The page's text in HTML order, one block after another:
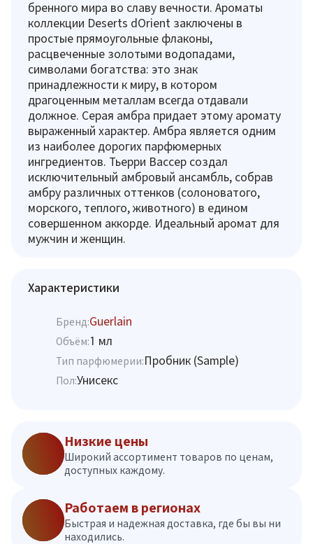
бренного мира во славу вечности. Ароматы
коллекции Deserts dOrient заключены в
простые прямоугольные флаконы,
расцвеченные золотыми водопадами,
символами богатства: это знак
принадлежности к миру, в котором
драгоценным металлам всегда отдавали
должное. Серая амбра придает этому аромату
выраженный характер. Амбра является одним
из наиболее дорогих парфюмерных
ингредиентов. Тьерри Вассер создал
исключительный амбровый ансамбль, собрав
амбру различных оттенков (солоноватого,
морского, теплого, животного) в едином
совершенном аккорде. Идеальный аромат для
мужчин и женщин.
Характеристики
Бренд:Guerlain
Объём:1 мл
Тип парфюмерии:Пробник (Sample)
Пол:Унисекс
Низкие цены
Широкий ассортимент товаров по ценам,
доступных каждому.
Работаем в регионах
Быстрая и надежная доставка, где бы вы ни
находились.